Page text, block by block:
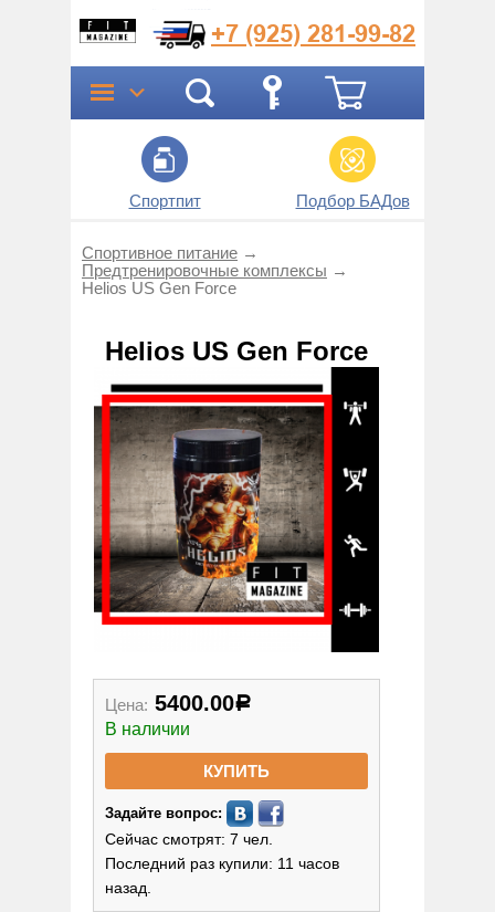
+7 (925) 281-99-82
Спортпит Подбор БАДов
Спортивное питание →
Предтренировоч­ные комплексы →
Helios US Gen Force
Helios US Gen Force
Цена: 5400.00Р
В наличии
КУПИТЬ
Задайте вопрос:
Сейчас смотрят: 7 чел.
Последний раз купили: 11 часов
назад.